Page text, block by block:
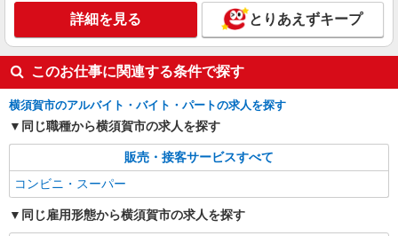
詳細を見る とりあえずキープ
このお仕事に関連する条件で探す
横須賀市のアルバイト・バイト・パートの求人を探す
同じ職種から横須賀市の求人を探す
販売・接客サービスすべて
コンビニ・スーパー
同じ雇用形態から横須賀市の求人を探す